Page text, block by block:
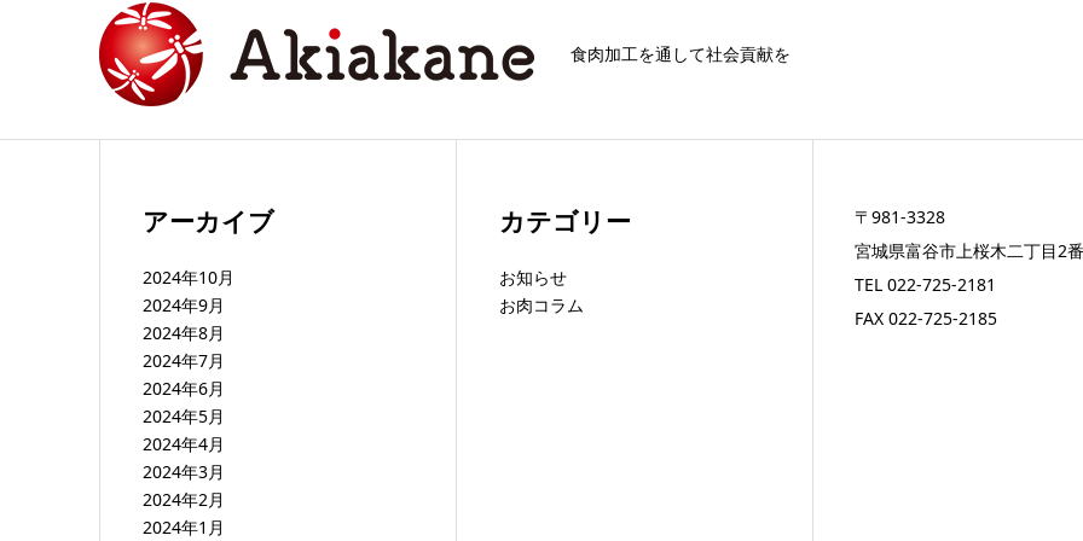
食肉加工を通して社会貢献を
アーカイブ
2024年10月
2024年9月
2024年8月
2024年7月
2024年6月
2024年5月
2024年4月
2024年3月
2024年2月
2024年1月
カテゴリー
お知らせ
お肉コラム
〒981-3328
宮城県富谷市上桜木二丁目2
TEL022-725-2181
FAX 022-725-2185